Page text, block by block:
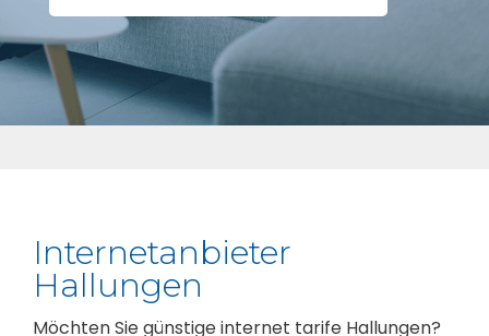
Internetanbieter
Hallungen
Möchten Sie günstige internet tarife Hallungen?